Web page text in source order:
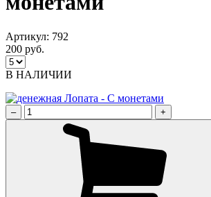
Артикул: 792
200 руб.
В НАЛИЧИИ
– +